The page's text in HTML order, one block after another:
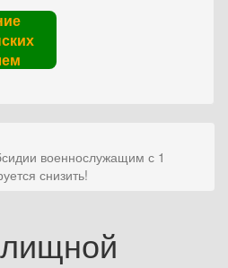
военнослужащим с 1
снизить!